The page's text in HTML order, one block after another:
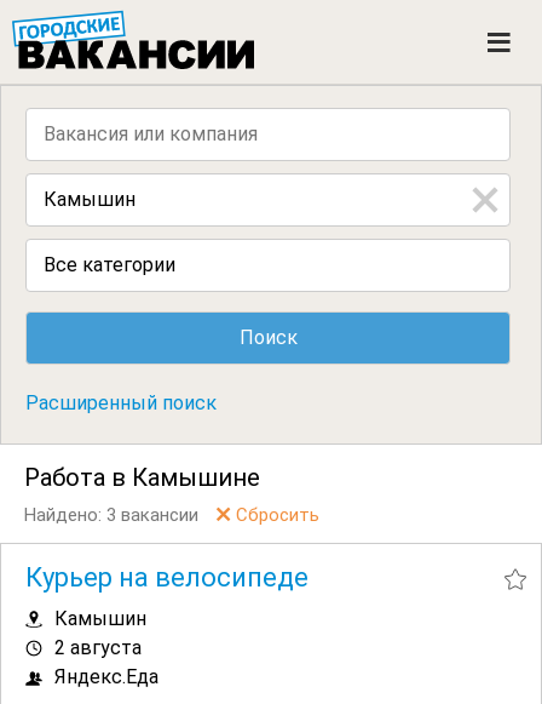
n
Все категории
Расширенный поиск
Работа в Камышине
Найдено: 3 вакансии Сбросить
Курьер на велосипеде
Камышин
2 августа
Яндекс.Еда